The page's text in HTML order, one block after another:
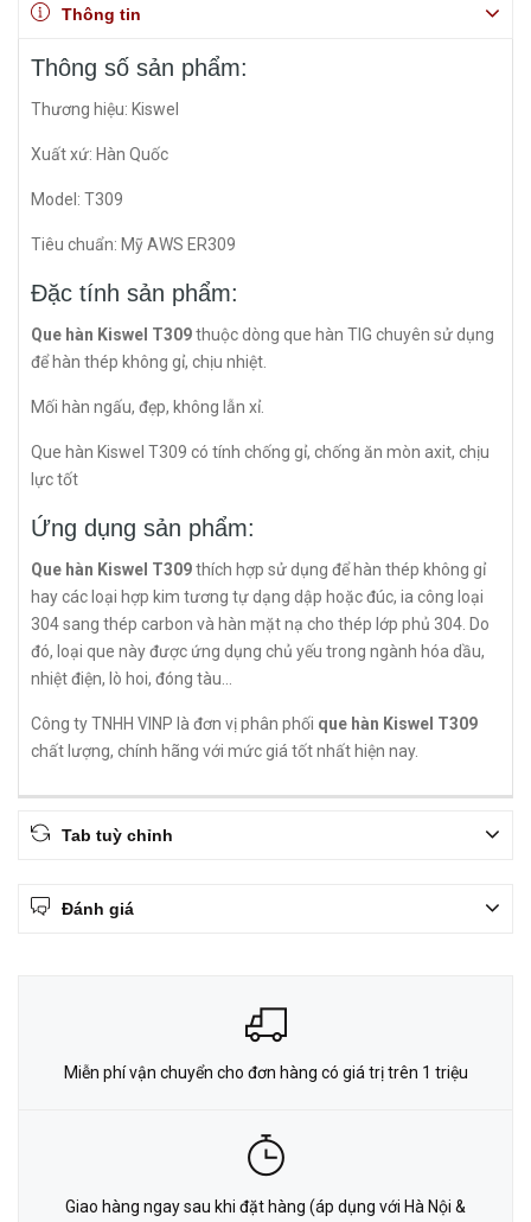
Thông tin
Thông số sản phẩm:
Thương hiệu: Kiswel
Xuất xứ: Hàn Quốc
Model: T309
Tiêu chuẩn: Mỹ AWS ER309
Đặc tính sản phẩm:
Que hàn Kiswel T309thuộc dòng que hàn TIG chuyên sử dụng
để hàn thép không gỉ, chịu nhiệt.
Mối hàn ngấu, đẹp, không lẫn xỉ.
Que hàn Kiswel T309 có tính chống gỉ, chống ăn mòn axit, chịu
lực tốt
Ứng dụng sản phẩm:
Que hàn Kiswel T309thích hợp sử dụng để hàn thép không gỉ
hay các loại hợp kim tương tự dạng dập hoặc đúc, ia công loại
304 sang thép carbon và hàn mặt nạ cho thép lớp phủ 304. Do
đó, loại que này được ứng dụng chủ yếu trong ngành hóa dầu,
nhiệt điện, lò hoi, đóng tàu...
Công ty TNHH VINP là đơn vị phân phối que hàn Kiswel T309
chất lượng, chính hãng với mức giá tốt nhất hiện nay.
Tab tuỳ chỉnh
Đánh giá
Miễn phí vận chuyển cho đơn hàng có giá trị trên 1 triệu
Giao hàng ngay sau khi đặt hàng (áp dụng với Hà Nội &